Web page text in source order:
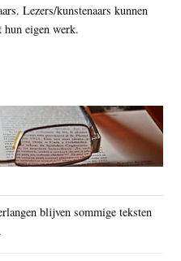
Lezers/kunstenaars kunnen
hun eigen werk.
blijven sommige teksten